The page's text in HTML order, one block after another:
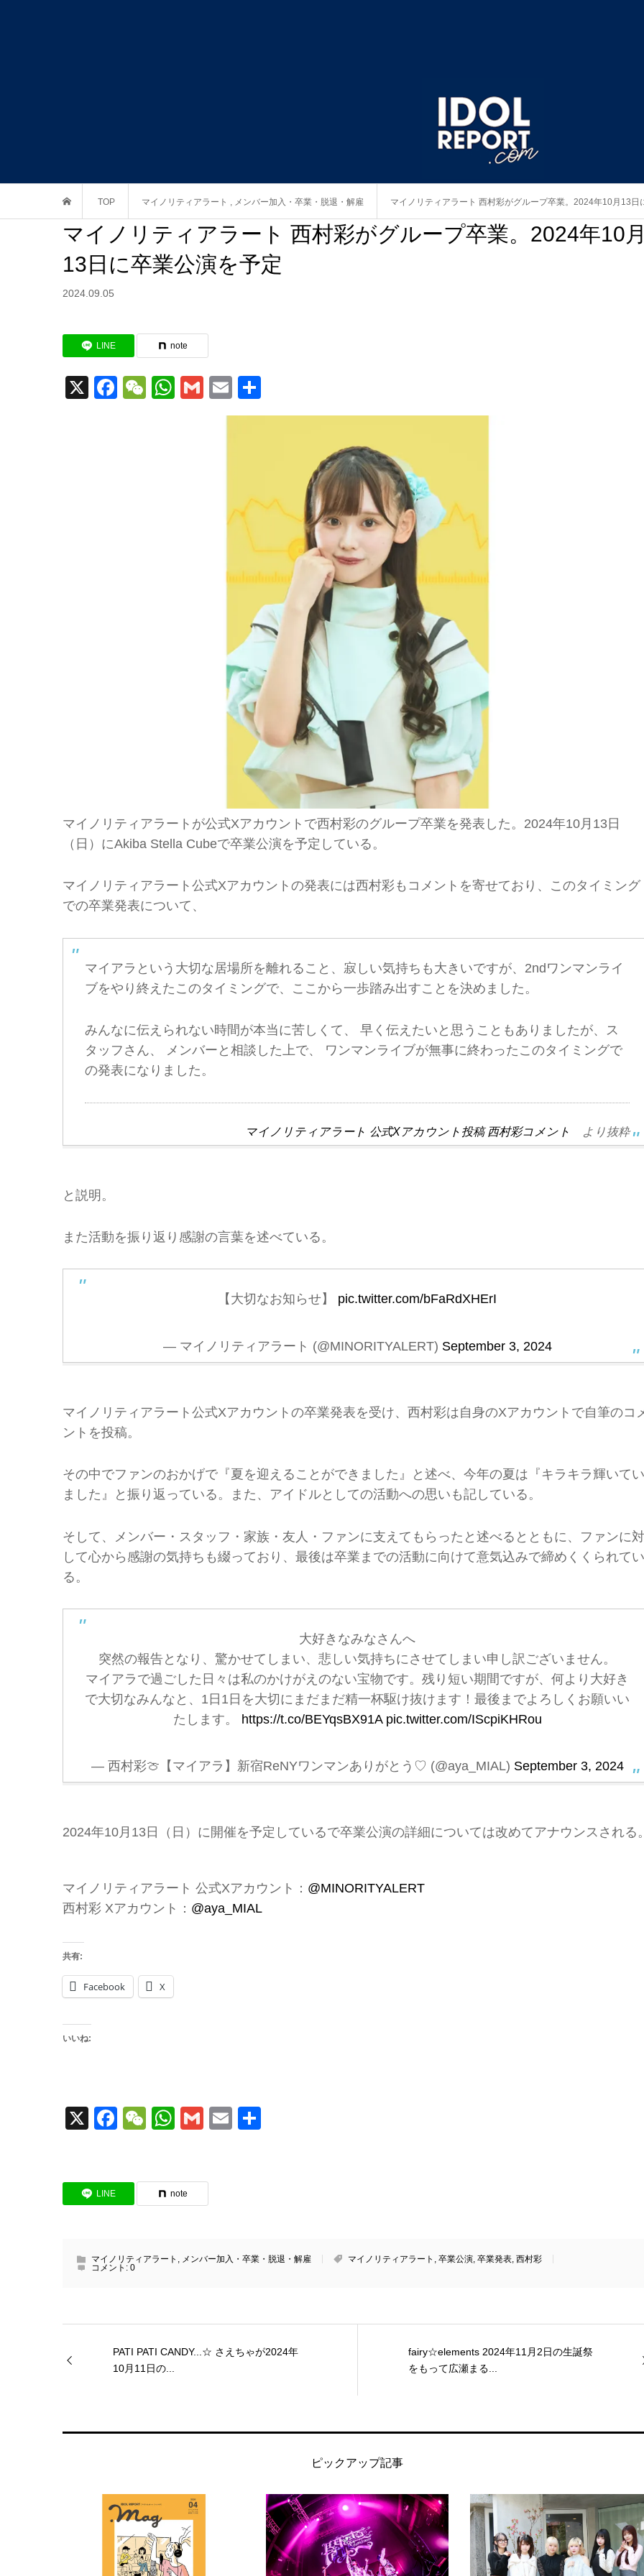
TOP マイノリティアラート , メンバー加入・卒業・脱退・解雇 マイノリティアラート 西村彩がグループ卒業。2024年10月13日
マイノリティアラート 西村彩がグループ卒業。2024年10月
13日に卒業公演を予定
2024.09.05
LINE note
X Facebook
WeChat
WhatsApp
GmailEmail
有
マイノリティアラートが公式Xアカウントで西村彩のグループ卒業を発表した。2024年10月13日
（日）にAkiba Stella Cubeで卒業公演を予定している。
マイノリティアラート公式Xアカウントの発表には西村彩もコメントを寄せており、このタイミング
での卒業発表について、
マイアラという大切な居場所を離れること、寂しい気持ちも大きいですが、2ndワンマンライ
ブをやり終えたこのタイミングで、ここから一歩踏み出すことを決めました。
みんなに伝えられない時間が本当に苦しくて、 早く伝えたいと思うこともありましたが、ス
タッフさん、 メンバーと相談した上で、 ワンマンライブが無事に終わったこのタイミングで
の発表になりました。
マイノリティアラート 公式Xアカウント投稿 西村彩コメント より抜粋
と説明。
また活動を振り返り感謝の言葉を述べている。
【大切なお知らせ】 pic.twitter.com/bFaRdXHErI
— マイノリティアラート (@MINORITYALERT) September 3, 2024
マイノリティアラート公式Xアカウントの卒業発表を受け、西村彩は自身のXアカウントで自筆のコ
ントを投稿。
その中でファンのおかげで『夏を迎えることができました』と述べ、今年の夏は『キラキラ輝いてい
ました』と振り返っている。また、アイドルとしての活動への思いも記している。
そして、メンバー・スタッフ・家族・友人・ファンに支えてもらったと述べるとともに、ファンに対
して心から感謝の気持ちも綴っており、最後は卒業までの活動に向けて意気込みで締めくくられてい
る。
大好きなみなさんへ
突然の報告となり、驚かせてしまい、悲しい気持ちにさせてしまい申し訳ございません。
マイアラで過ごした日々は私のかけがえのない宝物です。残り短い期間ですが、何より大好き
で大切なみんなと、1日1日を大切にまだまだ精一杯駆け抜けます！最後までよろしくお願いい
たします。 https://t.co/BEYqsBX91A pic.twitter.com/IScpiKHRou
— 西村彩🍈【マイアラ】新宿ReNYワンマンありがとう♡ (@aya_MIAL) September 3, 2024
2024年10月13日（日）に開催を予定しているで卒業公演の詳細については改めてアナウンスされる。
マイノリティアラート 公式Xアカウント： @MINORITYALERT
西村彩 Xアカウント： @aya_MIAL
共有:
Facebook X
いいね:
X Facebook
WeChat
WhatsApp
GmailEmail
LINE note
マイノリティアラート , メンバー加入・卒業・脱退・解雇 マイノリティアラート , 卒業公演, 卒業発表, 西村彩
コメント: 0
PATI PATI CANDY...☆ さえちゃが2024年
10月11日の...
fairy☆elements 2024年11月2日の生誕祭
をもって広瀬まる...
ピックアップ記事